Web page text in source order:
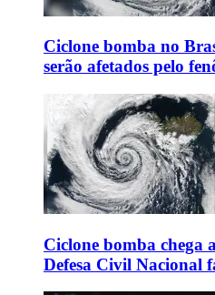
Ciclone bomba no
serão afetados pelo
Ciclone bomba chega
Defesa Civil Nacional